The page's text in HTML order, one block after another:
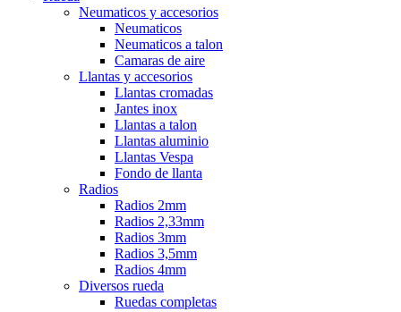
Neumaticos y accesorios
Neumaticos
Neumaticos a talon
Camaras de aire
Llantas y accesorios
Llantas cromadas
Jantes inox
Llantas a talon
Llantas aluminio
Llantas Vespa
Fondo de llanta
Radios
Radios 2mm
Radios 2,33mm
Radios 3mm
Radios 3,5mm
Radios 4mm
Diversos rueda
Ruedas completas